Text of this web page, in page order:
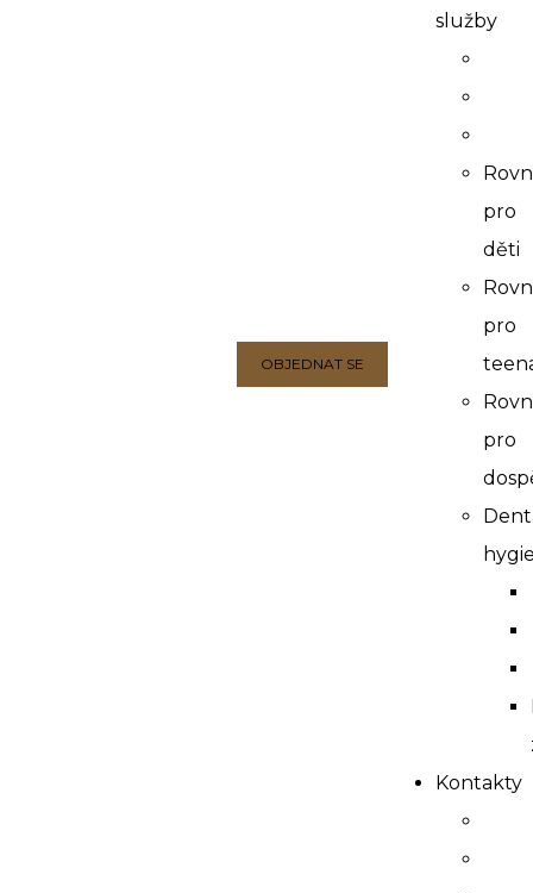
OBJEDNAT SE
služby
pro
děti
pro
pro
Kontakty